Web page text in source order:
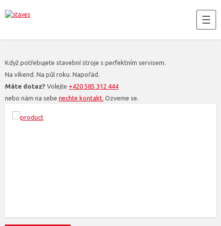
Když potřebujete stavební stroje s perfektním servisem.
Na víkend. Na půl roku. Napořád.
Máte dotaz? Volejte +420 585 312 444
nebo nám na sebe nechte kontakt. Ozveme se.